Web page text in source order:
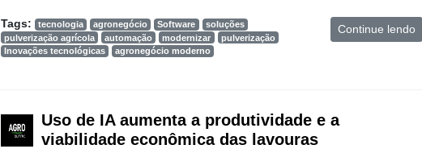
Tags: tecnologia agronegócio Software
soluções
pulverização agrícola
automação modernizar
pulverização
Inovações tecnológicas
agronegócio moderno
Continue lendo
Uso de IA aumenta a produtividade e a
viabilidade econômica das lavouras